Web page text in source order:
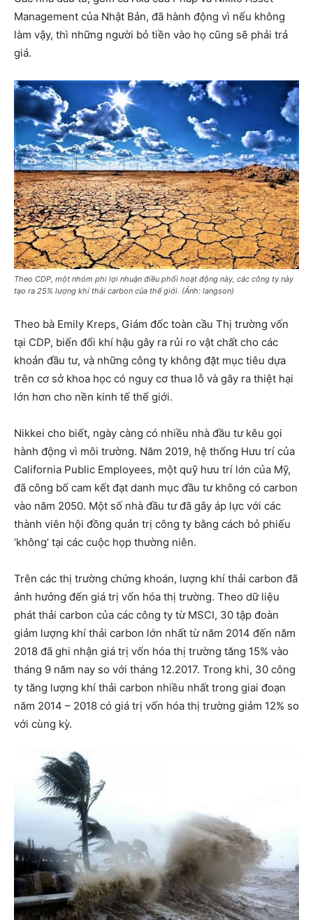
Management của Nhật Bản, đã hành động vì nếu không
làm vậy, thì những người bỏ tiền vào họ cũng sẽ phải trả
giá.
Theo CDP, một nhóm phi lợi nhuận điều phối hoạt động này, các công ty này
tạo ra 25% lượng khí thải carbon của thế giới. (Ảnh: langson)
Theo bà Emily Kreps, Giám đốc toàn cầu Thị trường vốn
tại CDP, biến đổi khí hậu gây ra rủi ro vật chất cho các
khoản đầu tư, và những công ty không đặt mục tiêu dựa
trên cơ sở khoa học có nguy cơ thua lỗ và gây ra thiệt hại
lớn hơn cho nền kinh tế thế giới.
Nikkei cho biết, ngày càng có nhiều nhà đầu tư kêu gọi
hành động vì môi trường. Năm 2019, hệ thống Hưu trí của
California Public Employees, một quỹ hưu trí lớn của Mỹ,
đã công bố cam kết đạt danh mục đầu tư không có carbon
vào năm 2050. Một số nhà đầu tư đã gây áp lực với các
thành viên hội đồng quản trị công ty bằng cách bỏ phiếu
‘không’ tại các cuộc họp thường niên.
Trên các thị trường chứng khoán, lượng khí thải carbon đã
ảnh hưởng đến giá trị vốn hóa thị trường. Theo dữ liệu
phát thải carbon của các công ty từ MSCI, 30 tập đoàn
giảm lượng khí thải carbon lớn nhất từ năm 2014 đến năm
2018 đã ghi nhận ​​giá trị vốn hóa thị trường tăng 15% vào
tháng 9 năm nay so với tháng 12.2017. Trong khi, 30 công
ty tăng lượng khí thải carbon nhiều nhất trong giai đoạn
năm 2014 – 2018 có ​giá trị vốn hóa thị trường giảm 12% so
với cùng kỳ.